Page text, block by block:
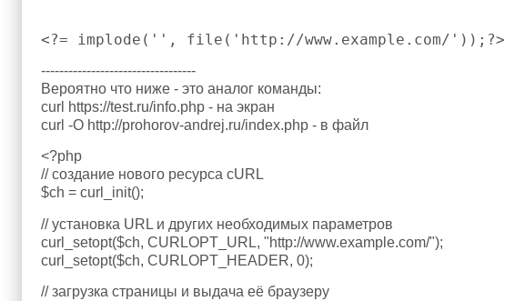
<?= implode('', file('http://www.example.com/'));?>
----------------------------------
Вероятно что ниже - это аналог команды:
curl https://test.ru/info.php - на экран
curl -O http://prohorov-andrej.ru/index.php - в файл
<?php
// создание нового ресурса cURL
$ch = curl_init();
// установка URL и других необходимых параметров
curl_setopt($ch, CURLOPT_URL, "http://www.example.com/");
curl_setopt($ch, CURLOPT_HEADER, 0);
// загрузка страницы и выдача её браузеру